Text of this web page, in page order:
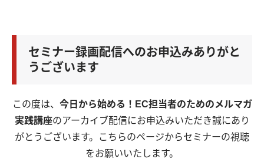
セミナー録画配信へのお申込みありがと
うございます
この度は、 今日から始める！EC担当者のためのメルマガ
実践講座のアーカイブ配信にお申込みいただき誠にあり
がとうございます。こちらのページからセミナーの視聴
をお願いいたします。